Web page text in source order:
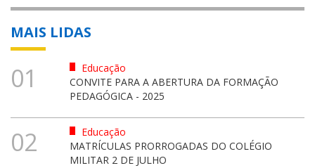
MAIS LIDAS
01
Educação
CONVITE PARA A ABERTURA DA FORMAÇÃO
PEDAGÓGICA - 2025
02
Educação
MATRÍCULAS PRORROGADAS DO COLÉGIO
MILITAR 2 DE JULHO